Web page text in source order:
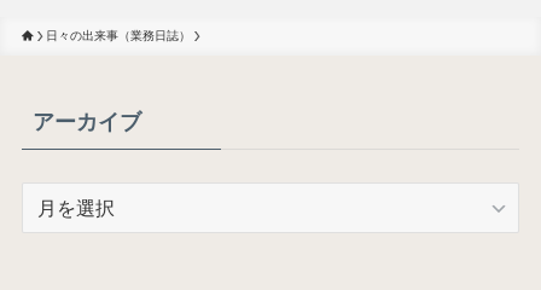
日々の出来事（業務日誌）
アーカイブ